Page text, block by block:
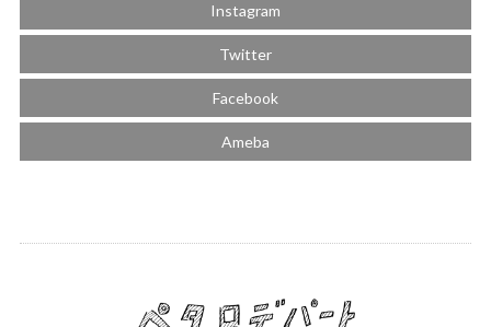
Instagram
Twitter
Facebook
Ameba